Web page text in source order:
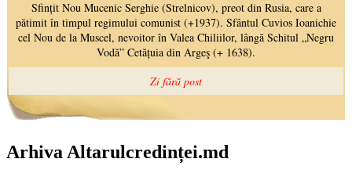
Arhiva Altarulcredinței.md